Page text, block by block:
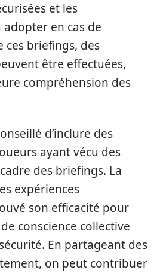
et les
en cas de
ces briefings, des
être effectuées,
compréhension des
d’inclure des
ayant vécu des
des briefings. La
expériences
son efficacité pour
conscience collective
En partageant des
on peut contribuer